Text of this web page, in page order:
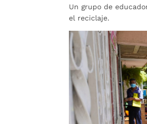
Un grupo de
el reciclaje.